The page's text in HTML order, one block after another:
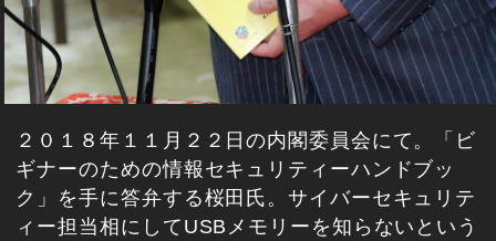
２０１８年１１月２２日の内閣委員会にて。「ビ
ギナーのための情報セキュリティーハンドブッ
ク」を手に答弁する桜田氏。サイバーセキュリテ
ィー担当相にしてUSBメモリーを知らないという